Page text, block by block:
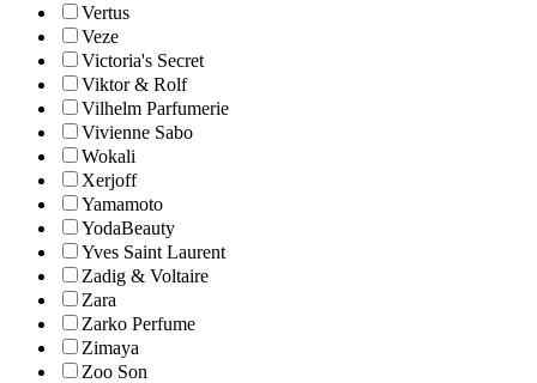
Vertus
Veze
Victoria's Secret
Viktor & Rolf
Vilhelm Parfumerie
Vivienne Sabo
Wokali
Xerjoff
Yamamoto
YodaBeauty
Yves Saint Laurent
Zadig & Voltaire
Zara
Zarko Perfume
Zimaya
Zoo Son